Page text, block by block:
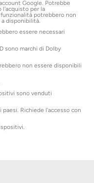
Google. Potrebbe
l'acquisto per la
potrebbero non
disponibilità.
essere necessari
sono marchi di Dolby
non essere disponibili
sono venduti
paesi. Richiede l'accesso con